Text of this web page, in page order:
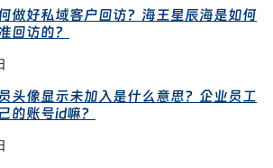
做好私域客户回访？海王星辰海是如何
回访的？
头像显示未加入是什么意思？企业员工
的账号id嘛？